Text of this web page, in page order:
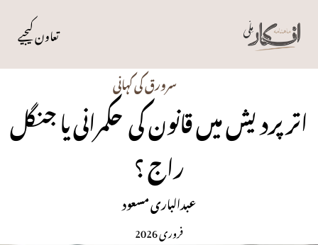
تعاون کیجیے
سرورق کی کہانی
اتر پردیش میں قانون کی حکمرانی یا جنگل
راج ؟
عبدالباری مسعود
فروری 2026